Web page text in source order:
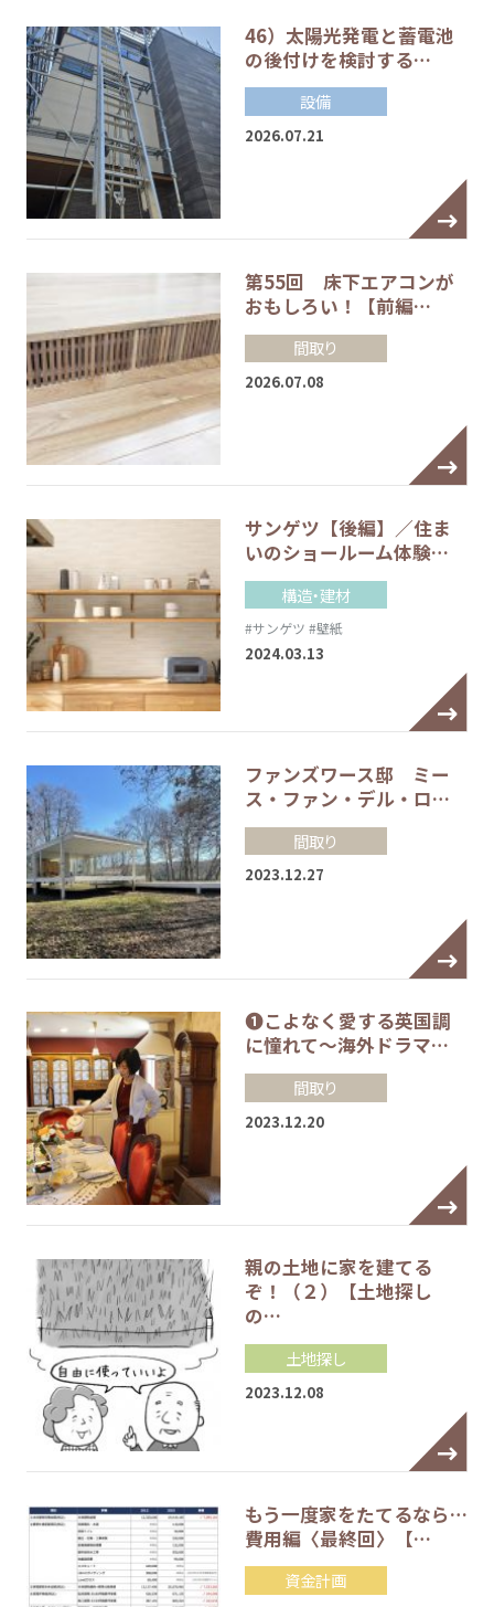
46）太陽光発電と蓄電池
の後付けを検討する…
設備
2026.07.21
第55回 床下エアコンが
おもしろい！【前編…
間取り
2026.07.08
サンゲツ【後編】／住ま
いのショールーム体験…
構造・建材
#サンゲツ #壁紙
2024.03.13
ファンズワース邸 ミー
ス・ファン・デル・ロ…
間取り
2023.12.27
❶こよなく愛する英国調
に憧れて～海外ドラマ…
間取り
2023.12.20
親の土地に家を建てる
ぞ！（２）【土地探し
の…
土地探し
2023.12.08
もう一度家をたてるなら…
費用編〈最終回〉【…
資金計画